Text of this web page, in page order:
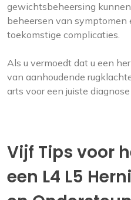
gewichtsbeheersing
beheersen van symptomen
toekomstige complicaties.
Als u vermoedt dat u een
van aanhoudende
arts voor een juiste
Vijf Tips voor
een L4 L5